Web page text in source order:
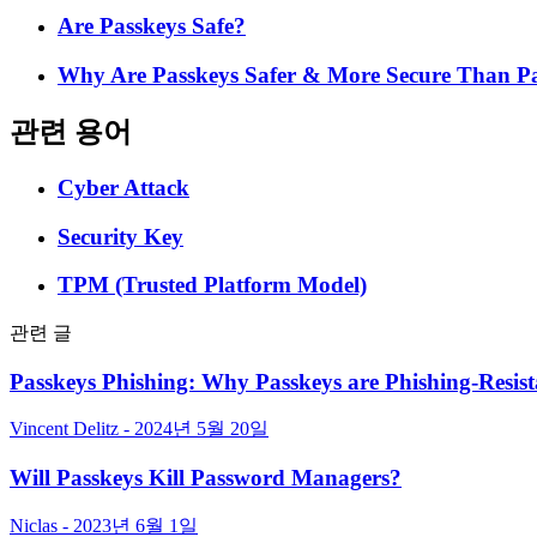
Are Passkeys Safe?
Why Are Passkeys Safer & More Secure Than
관련 용어
Cyber Attack
Security Key
TPM (Trusted Platform Model)
관련 글
Passkeys Phishing: Why Passkeys are Phishing-
Vincent Delitz - 2024년 5월 20일
Will Passkeys Kill Password Managers?
Niclas - 2023년 6월 1일